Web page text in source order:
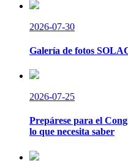
2026-07-30
Galería de fotos
2026-07-25
Prepárese para el
lo que necesita saber